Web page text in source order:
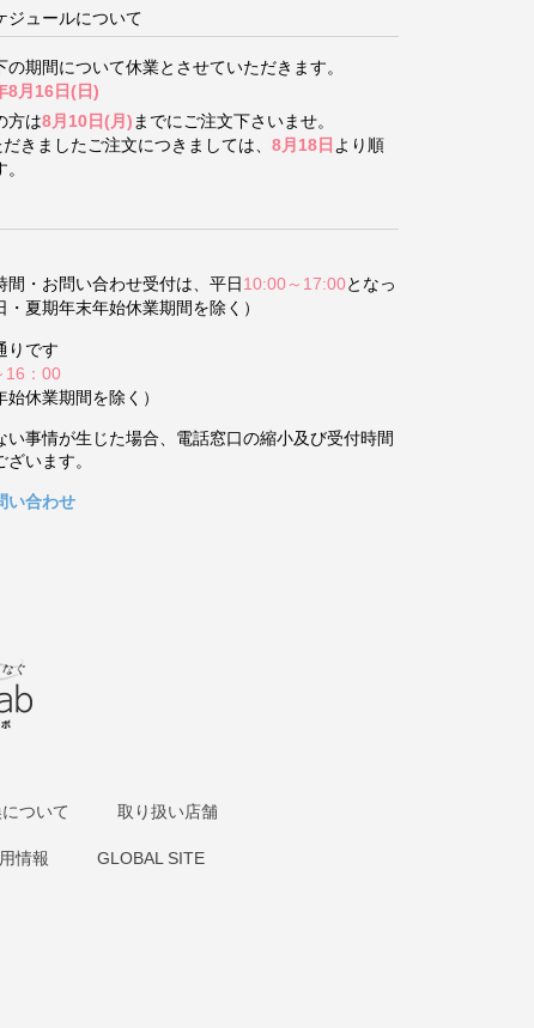
ジュールについて
の期間について休業とさせていただきます。
8月16日(日)
方は8月10日(月) までにご注文下さいませ。
きましたご注文につきましては、 8月18日 より順
・お問い合わせ受付は、平日10:00～17:00となっ
夏期年末年始休業期間を除く）
りです
：00
始休業期間を除く）
事情が生じた場合、電話窓口の縮小及び受付時間
います。
い合わせ
ついて 取り扱い店舗
情報 GLOBAL SITE